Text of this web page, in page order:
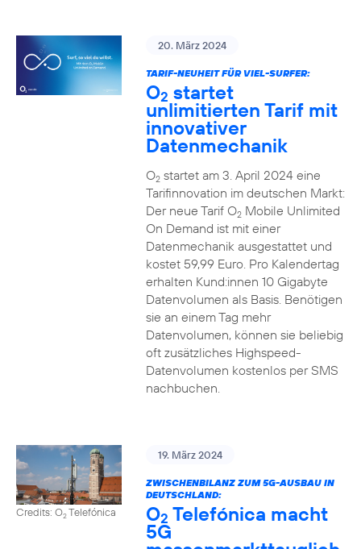
20. März 2024
TARIF-NEUHEIT FÜR VIEL-SURFER:
O2 startet
unlimitierten Tarif mit
innovativer
Datenmechanik
O2startet am 3. April 2024 eine
Tarifinnovation im deutschen Markt:
Der neue Tarif O2Mobile Unlimited
On Demand ist mit einer
Datenmechanik ausgestattet und
kostet 59,99 Euro. Pro Kalendertag
erhalten Kund:innen 10 Gigabyte
Datenvolumen als Basis. Benötigen
sie an einem Tag mehr
Datenvolumen, können sie beliebig
oft zusätzliches Highspeed-
Datenvolumen kostenlos per SMS
nachbuchen.
Credits: O2Telefónica
19. März 2024
ZWISCHENBILANZ ZUM 5G-AUSBAU IN
DEUTSCHLAND:
O2 Telefónica macht
5G